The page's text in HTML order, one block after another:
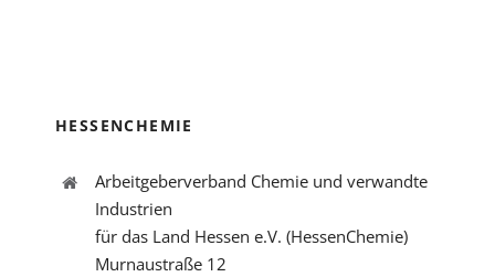
HESSENCHEMIE
Arbeitgeberverband Chemie und verwandte
Industrien
für das Land Hessen e.V. (HessenChemie)
Murnaustraße 12